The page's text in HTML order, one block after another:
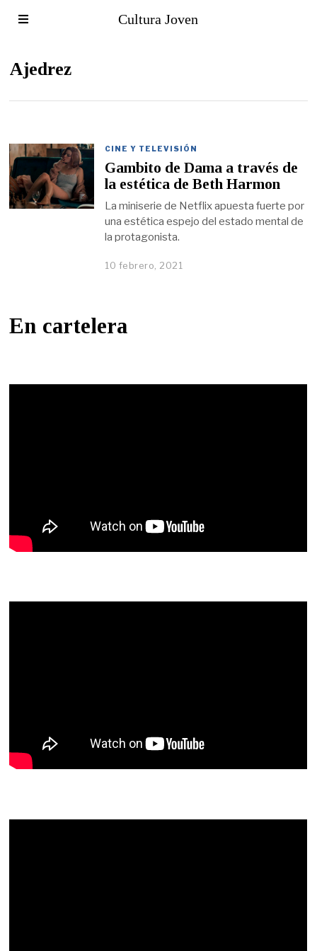
Cultura Joven
Ajedrez
CINE Y TELEVISIÓN
Gambito de Dama a través de
la estética de Beth Harmon
La miniserie de Netflix apuesta fuerte por
una estética espejo del estado mental de
la protagonista.
10 febrero, 2021
En cartelera